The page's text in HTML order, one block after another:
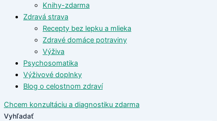
Knihy-zdarma
Zdravá strava
Recepty bez lepku a mlieka
Zdravé domáce potraviny
Výživa
Psychosomatika
Výživové doplnky
Blog o celostnom zdraví
Chcem konzultáciu a diagnostiku zdarma
Vyhľadať